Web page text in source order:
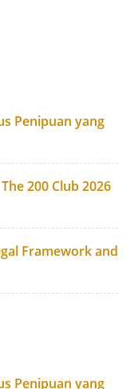
Penipuan yang
200 Club 2026
Framework and
Penipuan yang